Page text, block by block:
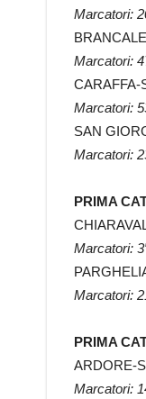
Marcatori:
Marcatori:
CARAFFA-
Marcatori:
SAN
Marcatori:
PRIMA
Marcatori:
Marcatori:
PRIMA
ARDORE-
Marcatori: